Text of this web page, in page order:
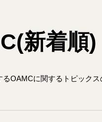
新着順)
OAMCに関するトピックス